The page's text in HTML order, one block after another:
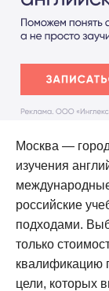
Москва —
изучения
российские
подходами.
только
квалификацию
цели, которых